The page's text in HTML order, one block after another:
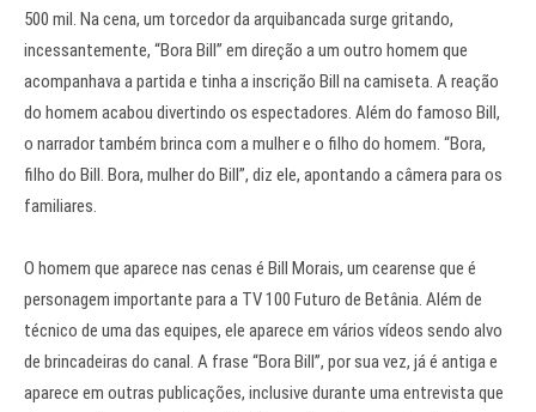
500 mil. Na cena, um torcedor da arquibancada surge gritando,
incessantemente, “Bora Bill” em direção a um outro homem que
acompanhava a partida e tinha a inscrição Bill na camiseta. A reação
do homem acabou divertindo os espectadores. Além do famoso Bill,
o narrador também brinca com a mulher e o filho do homem. “Bora,
filho do Bill. Bora, mulher do Bill”, diz ele, apontando a câmera para os
familiares.
O homem que aparece nas cenas é Bill Morais, um cearense que é
personagem importante para a TV 100 Futuro de Betânia. Além de
técnico de uma das equipes, ele aparece em vários vídeos sendo alvo
de brincadeiras do canal. A frase “Bora Bill”, por sua vez, já é antiga e
aparece em outras publicações, inclusive durante uma entrevista que